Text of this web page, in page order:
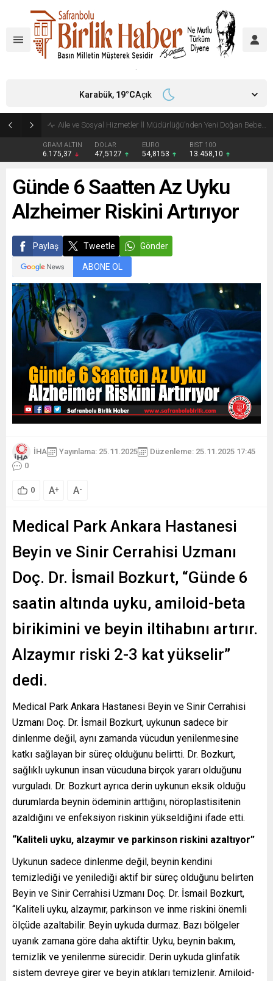
Aile ve Sosyal Hizmetler İl Müdürlüğü’nden Yeni Doğan Bebekler İçin Destek Çantası
GRAM ALTIN
6.175,37
DOLAR
47,5127
EURO
54,8153
BIST 100
13.458,10
Karabük, 19°CAçık
Günde 6 Saatten Az Uyku
Alzheimer Riskini Artırıyor
Paylaş Tweetle Gönder
ABONE OL
İHA Yayınlama: 25.11.2025
Düzenleme: 25.11.2025 17:45
0
0 A+ A-
Medical Park Ankara Hastanesi
Beyin ve Sinir Cerrahisi Uzmanı
Doç. Dr. İsmail Bozkurt, “Günde 6
saatin altında uyku, amiloid-beta
birikimini ve beyin iltihabını artırır.
Alzaymır riski 2-3 kat yükselir”
dedi.
Medical Park Ankara Hastanesi Beyin ve Sinir Cerrahisi
Uzmanı Doç. Dr. İsmail Bozkurt, uykunun sadece bir
dinlenme değil, aynı zamanda vücudun yenilenmesine
katkı sağlayan bir süreç olduğunu belirtti. Dr. Bozkurt,
sağlıklı uykunun insan vücuduna birçok yararı olduğunu
vurguladı. Dr. Bozkurt ayrıca derin uykunun eksik olduğu
durumlarda beynin ödeminin arttığını, nöroplastisitenin
azaldığını ve enfeksiyon riskinin yükseldiğini ifade etti.
“Kaliteli uyku, alzaymır ve parkinson riskini azaltıyor”
Uykunun sadece dinlenme değil, beynin kendini
temizlediği ve yenilediği aktif bir süreç olduğunu belirten
Beyin ve Sinir Cerrahisi Uzmanı Doç. Dr. İsmail Bozkurt,
“Kaliteli uyku, alzaymır, parkinson ve inme riskini önemli
ölçüde azaltabilir. Beyin uykuda durmaz. Bazı bölgeler
uyanık zamana göre daha aktiftir. Uyku, beynin bakım,
temizlik ve yenilenme sürecidir. Derin uykuda glinfatik
sistem devreye girer ve beyin atıkları temizlenir. Amiloid-